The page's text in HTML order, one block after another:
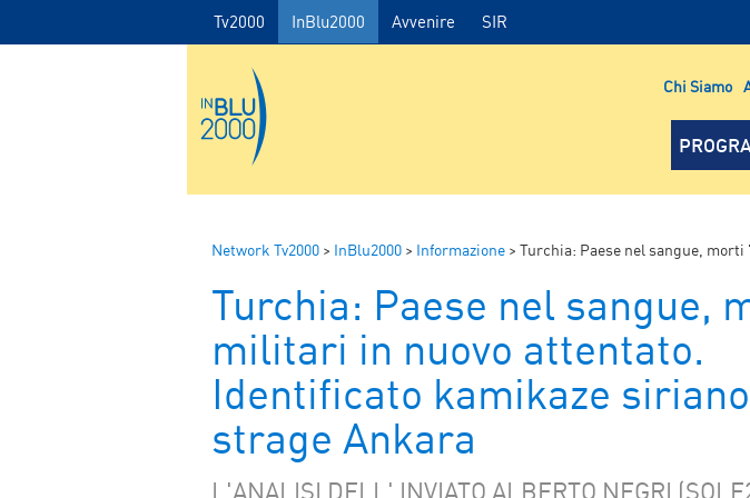
Tv2000 InBlu2000 Avvenire SIR
Chi Siamo
Network Tv2000 > InBlu2000 > Informazione > Turchia: Paese nel sangue, morti 7 militari in nuovo attentato.
Turchia: Paese nel sangue,
militari in nuovo attentato.
Identificato kamikaze
strage Ankara
L'ANALISI DELL' INVIATO ALBERTO NEGRI